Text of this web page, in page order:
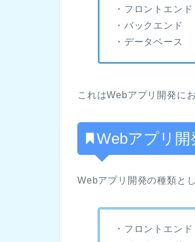
・フロントエンド
・バックエンド
・データベース
これはWebアプリ開発に
Webアプリ開
Webアプリ開発の種類と
・フロントエンド